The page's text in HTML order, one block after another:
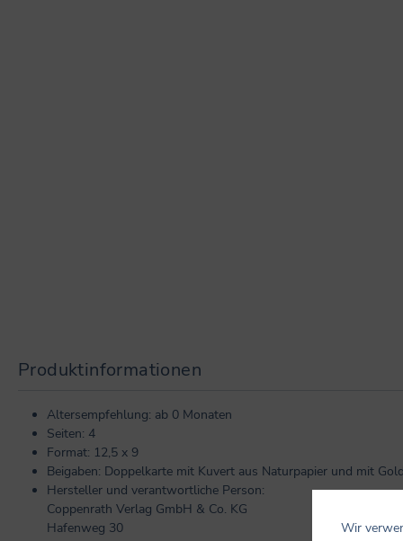
Produktinformationen
Altersempfehlung: ab 0 Monaten
Seiten: 4
Format: 12,5 x 9
Beigaben: Doppelkarte mit Kuvert aus Naturpapier und mit
Hersteller und verantwortliche Person:
Coppenrath Verlag GmbH & Co. KG
Hafenweg 30
Wir